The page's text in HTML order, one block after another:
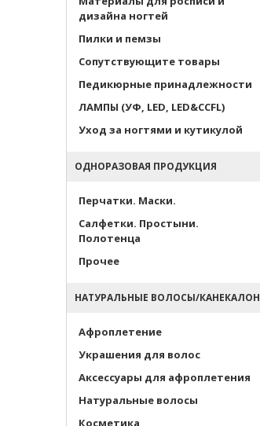
дизайна ногтей
Пилки и пемзы
Сопутствующите товары
Педикюрные принадлежности
ЛАМПЫ (УФ, LED, LED&CCFL)
Уход за ногтями и кутикулой
ОДНОРАЗОВАЯ ПРОДУКЦИЯ
Перчатки. Маски.
Салфетки. Простыни.
Полотенца
Прочее
НАТУРАЛЬНЫЕ ВОЛОСЫ/КАНЕКАЛОН
Афроплетение
Украшения для волос
Аксессуары для афроплетения
Натуральные волосы
Косметика